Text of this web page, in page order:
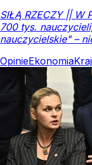
SIŁĄ RZECZY || W
700 tys.
nauczycielskie" –
OpinieEkonomiaKraj